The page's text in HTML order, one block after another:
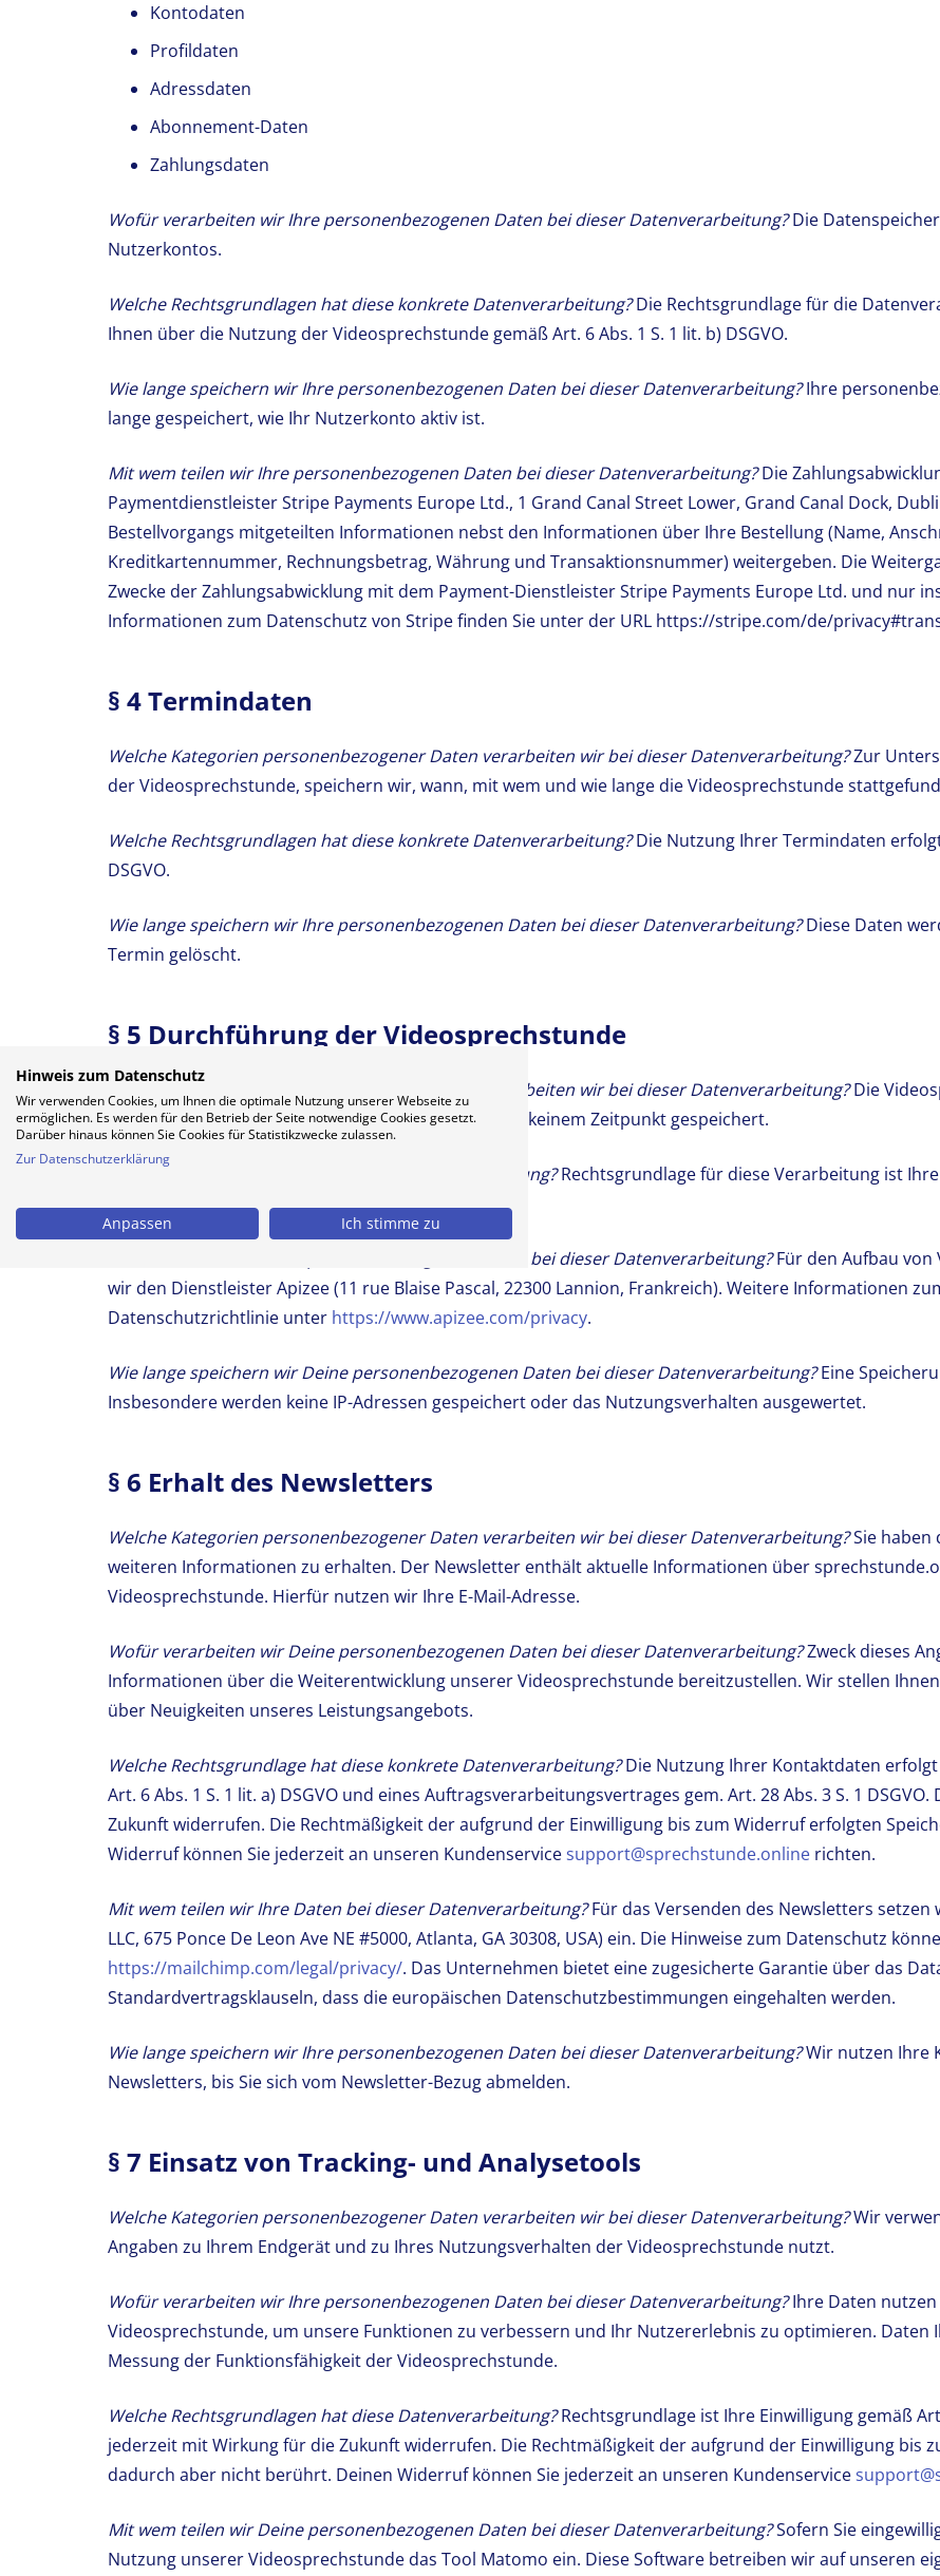
Kontodaten
Profildaten
Adressdaten
Abonnement-Daten
Zahlungsdaten
Wofür verarbeiten wir Ihre personenbezogenen Daten bei dieser Datenverarbeitung?Die
Nutzerkontos.
Welche Rechtsgrundlagen hat diese konkrete Datenverarbeitung?Die Rechtsgrundlage für die
Ihnen über die Nutzung der Videosprechstunde gemäß Art. 6 Abs. 1 S. 1 lit. b) DSGVO.
Wie lange speichern wir Ihre personenbezogenen Daten bei dieser Datenverarbeitung?Ihre
lange gespeichert, wie Ihr Nutzerkonto aktiv ist.
Mit wem teilen wir Ihre personenbezogenen Daten bei dieser Datenverarbeitung?Die
Paymentdienstleister Stripe Payments Europe Ltd., 1 Grand Canal Street Lower, Grand Canal Dock,
Bestellvorgangs mitgeteilten Informationen nebst den Informationen über Ihre Bestellung (Name,
Kreditkartennummer, Rechnungsbetrag, Währung und Transaktionsnummer) weitergeben. Die
Zwecke der Zahlungsabwicklung mit dem Payment-Dienstleister Stripe Payments Europe Ltd. und nur
Informationen zum Datenschutz von Stripe finden Sie unter der URL https://stripe.com/de/
§ 4 Termindaten
Welche Kategorien personenbezogener Daten verarbeiten wir bei dieser Datenverarbeitung?Zur
der Videosprechstunde, speichern wir, wann, mit wem und wie lange die Videosprechstunde
Welche Rechtsgrundlagen hat diese konkrete Datenverarbeitung?Die Nutzung Ihrer Termindaten
DSGVO.
Wie lange speichern wir Ihre personenbezogenen Daten bei dieser Datenverarbeitung?Diese Daten
Termin gelöscht.
§ 5 Durchführung der Videosprechstunde
Welche Kategorien personenbezogener Daten verarbeiten wir bei dieser Datenverarbeitung?Die
Peer-Verbindung. Video- und Audiodaten werden zu keinem Zeitpunkt gespeichert.
Welche Rechtsgrundlagen hat diese Datenverarbeitung?Rechtsgrundlage für diese Verarbeitung ist
Art. 9 Abs. 2 lit. a) DSGVO.
Mit wem teilen wir Deine personenbezogenen Daten bei dieser Datenverarbeitung?Für den Aufbau
wir den Dienstleister Apizee (11 rue Blaise Pascal, 22300 Lannion, Frankreich). Weitere Informationen
Datenschutzrichtlinie unter https://www.apizee.com/privacy.
Wie lange speichern wir Deine personenbezogenen Daten bei dieser Datenverarbeitung?Eine
Insbesondere werden keine IP-Adressen gespeichert oder das Nutzungsverhalten ausgewertet.
§ 6 Erhalt des Newsletters
Welche Kategorien personenbezogener Daten verarbeiten wir bei dieser Datenverarbeitung?Sie haben
weiteren Informationen zu erhalten. Der Newsletter enthält aktuelle Informationen über
Videosprechstunde. Hierfür nutzen wir Ihre E-Mail-Adresse.
Wofür verarbeiten wir Deine personenbezogenen Daten bei dieser Datenverarbeitung?Zweck dieses
Informationen über die Weiterentwicklung unserer Videosprechstunde bereitzustellen. Wir stellen
über Neuigkeiten unseres Leistungsangebots.
Welche Rechtsgrundlage hat diese konkrete Datenverarbeitung?Die Nutzung Ihrer Kontaktdaten
Art. 6 Abs. 1 S. 1 lit. a) DSGVO und eines Auftragsverarbeitungsvertrages gem. Art. 28 Abs. 3 S. 1
Zukunft widerrufen. Die Rechtmäßigkeit der aufgrund der Einwilligung bis zum Widerruf erfolgten
Widerruf können Sie jederzeit an unseren Kundenservicesupport@sprechstunde.online richten.
Mit wem teilen wir Ihre Daten bei dieser Datenverarbeitung?Für das Versenden des Newsletters setzen
LLC, 675 Ponce De Leon Ave NE #5000, Atlanta, GA 30308, USA) ein. Die Hinweise zum Datenschutz
https://mailchimp.com/legal/privacy/. Das Unternehmen bietet eine zugesicherte Garantie über das
Standardvertragsklauseln, dass die europäischen Datenschutzbestimmungen eingehalten werden.
Wie lange speichern wir Ihre personenbezogenen Daten bei dieser Datenverarbeitung?Wir nutzen Ihre
Newsletters, bis Sie sich vom Newsletter-Bezug abmelden.
§ 7 Einsatz von Tracking- und Analysetools
Welche Kategorien personenbezogener Daten verarbeiten wir bei dieser Datenverarbeitung?Wir
Angaben zu Ihrem Endgerät und zu Ihres Nutzungsverhalten der Videosprechstunde nutzt.
Wofür verarbeiten wir Ihre personenbezogenen Daten bei dieser Datenverarbeitung?Ihre Daten
Videosprechstunde, um unsere Funktionen zu verbessern und Ihr Nutzererlebnis zu optimieren. Daten
Messung der Funktionsfähigkeit der Videosprechstunde.
Welche Rechtsgrundlagen hat diese Datenverarbeitung?Rechtsgrundlage ist Ihre Einwilligung gemäß
jederzeit mit Wirkung für die Zukunft widerrufen. Die Rechtmäßigkeit der aufgrund der Einwilligung bis
dadurch aber nicht berührt. Deinen Widerruf können Sie jederzeit an unseren Kundenservice
Mit wem teilen wir Deine personenbezogenen Daten bei dieser Datenverarbeitung?Sofern Sie
Nutzung unserer Videosprechstunde das Tool Matomo ein. Diese Software betreiben wir auf unseren
Hinweis zum Datenschutz
Wir verwenden Cookies, um Ihnen die optimale Nutzung unserer Webseite zu
ermöglichen. Es werden für den Betrieb der Seite notwendige Cookies gesetzt.
Darüber hinaus können Sie Cookies für Statistikzwecke zulassen.
Zur Datenschutzerklärung
Anpassen Ich stimme zu